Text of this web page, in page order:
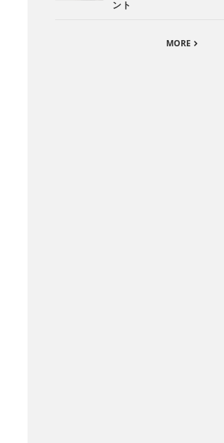
ント
MORE